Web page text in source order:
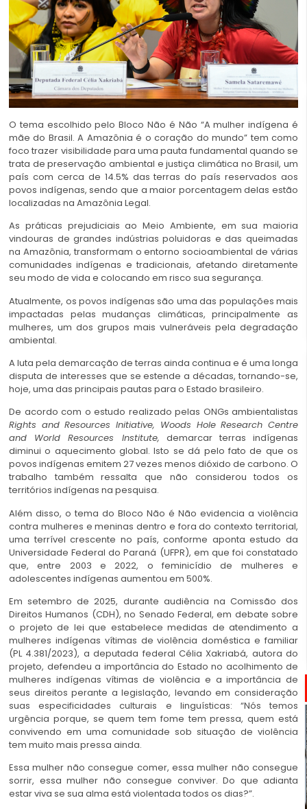
O tema escolhido pelo Bloco Não é Não “A mulher indígena é
mãe do Brasil. A Amazônia é o coração do mundo” tem como
foco trazer visibilidade para uma pauta fundamental quando se
trata de preservação ambiental e justiça climática no Brasil, um
país com cerca de 14.5% das terras do país reservados aos
povos indígenas, sendo que a maior porcentagem delas estão
localizadas na Amazônia Legal.
As práticas prejudiciais ao Meio Ambiente, em sua maioria
vindouras de grandes indústrias poluidoras e das queimadas
na Amazônia, transformam o entorno socioambiental de várias
comunidades indígenas e tradicionais, afetando diretamente
seu modo de vida e colocando em risco sua segurança.
Atualmente, os povos indígenas são uma das populações mais
impactadas pelas mudanças climáticas, principalmente as
mulheres, um dos grupos mais vulneráveis pela degradação
ambiental.
A luta pela demarcação de terras ainda continua e é uma longa
disputa de interesses que se estende a décadas, tornando-se,
hoje, uma das principais pautas para o Estado brasileiro.
De acordo com o estudo realizado pelas ONGs ambientalistas
Rights and Resources Initiative, Woods Hole Research Centre
and World Resources Institute, demarcar terras indígenas
diminui o aquecimento global. Isto se dá pelo fato de que os
povos indígenas emitem 27 vezes menos dióxido de carbono. O
trabalho também ressalta que não considerou todos os
territórios indígenas na pesquisa.
Além disso, o tema do Bloco Não é Não evidencia a violência
contra mulheres e meninas dentro e fora do contexto territorial,
uma terrível crescente no país, conforme aponta estudo da
Universidade Federal do Paraná (UFPR), em que foi constatado
que, entre 2003 e 2022, o feminicídio de mulheres e
adolescentes indígenas aumentou em 500%.
Em setembro de 2025, durante audiência na Comissão dos
Direitos Humanos (CDH), no Senado Federal, em debate sobre
o projeto de lei que estabelece medidas de atendimento a
mulheres indígenas vítimas de violência doméstica e familiar
(PL 4.381/2023), a deputada federal Célia Xakriabá, autora do
projeto, defendeu a importância do Estado no acolhimento de
mulheres indígenas vítimas de violência e a importância de
seus direitos perante a legislação, levando em consideração
suas especificidades culturais e linguísticas: “Nós temos
urgência porque, se quem tem fome tem pressa, quem está
convivendo em uma comunidade sob situação de violência
tem muito mais pressa ainda.
Essa mulher não consegue comer, essa mulher não consegue
sorrir, essa mulher não consegue conviver. Do que adianta
estar viva se sua alma está violentada todos os dias?”.